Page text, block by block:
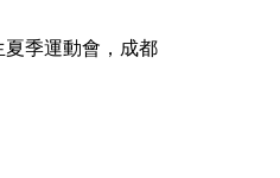
夏季運動會，成都